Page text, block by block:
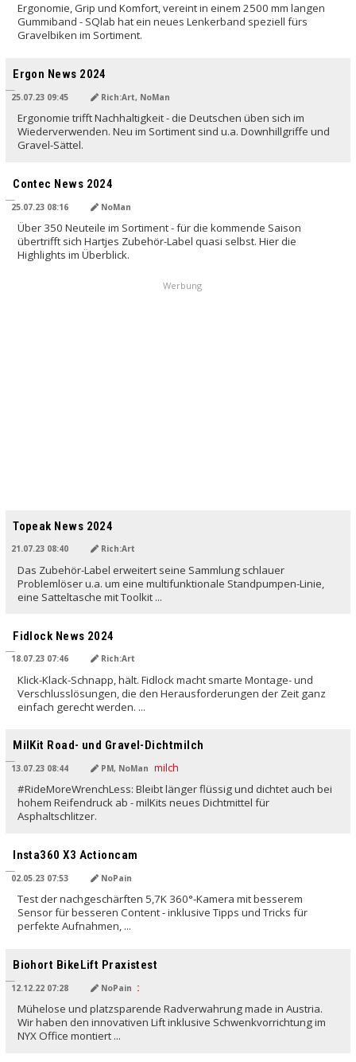
Ergonomie, Grip und Komfort, vereint in einem 2500 mm langen
Gummiband - SQlab hat ein neues Lenkerband speziell fürs
Gravelbiken im Sortiment.
Ergon News 2024
25.07.23 09:45 Rich:Art, NoMan
Ergonomie trifft Nachhaltigkeit - die Deutschen üben sich im
Wiederverwenden. Neu im Sortiment sind u.a. Downhillgriffe und
Gravel-Sättel.
Contec News 2024
25.07.23 08:16 NoMan
Über 350 Neuteile im Sortiment - für die kommende Saison
übertrifft sich Hartjes Zubehör-Label quasi selbst. Hier die
Highlights im Überblick.
Werbung
Topeak News 2024
21.07.23 08:40 Rich:Art
Das Zubehör-Label erweitert seine Sammlung schlauer
Problemlöser u.a. um eine multifunktionale Standpumpen-Linie,
eine Satteltasche mit Toolkit ...
Fidlock News 2024
18.07.23 07:46 Rich:Art
Klick-Klack-Schnapp, hält. Fidlock macht smarte Montage- und
Verschlusslösungen, die den Herausforderungen der Zeit ganz
einfach gerecht werden. ...
MilKit Road- und Gravel-Dichtmilch
13.07.23 08:44 PM, NoMan
#RideMoreWrenchLess: Bleibt länger flüssig und dichtet auch bei
hohem Reifendruck ab - milKits neues Dichtmittel für
Asphaltschlitzer.
Insta360 X3 Actioncam
02.05.23 07:53 NoPain
Test der nachgeschärften 5,7K 360°-Kamera mit besserem
Sensor für besseren Content - inklusive Tipps und Tricks für
perfekte Aufnahmen, ...
Biohort BikeLift Praxistest
12.12.22 07:28 NoPain
Mühelose und platzsparende Radverwahrung made in Austria.
Wir haben den innovativen Lift inklusive Schwenkvorrichtung im
NYX Office montiert ...